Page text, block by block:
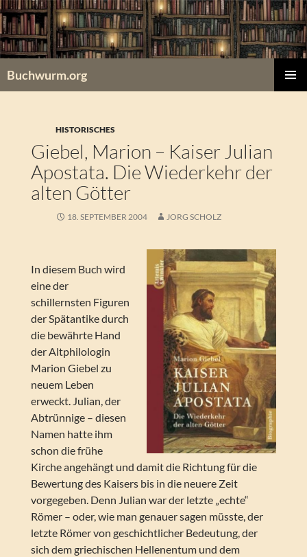
Zum
Inhalt
springen
Buchwurm.org
HISTORISCHES
Giebel, Marion – Kaiser Julian
Apostata. Die Wiederkehr der
alten Götter
18. SEPTEMBER 2004 JORG SCHOLZ
In diesem Buch wird
eine der
schillernsten Figuren
der Spätantike durch
die bewährte Hand
der Altphilologin
Marion Giebel zu
neuem Leben
erweckt. Julian, der
Abtrünnige – diesen
Namen hatte ihm
schon die frühe
Kirche angehängt und damit die Richtung für die
Bewertung des Kaisers bis in die neuere Zeit
vorgegeben. Denn Julian war der letzte „echte“
Römer – oder, wie man genauer sagen müsste, der
letzte Römer von geschichtlicher Bedeutung, der
sich dem griechischen Hellenentum und dem